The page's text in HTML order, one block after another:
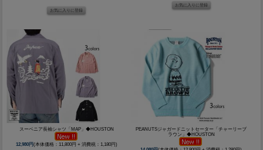
スーベニア長袖シャツ「MAP」◆HOUSTON
12,980円(本体価格：11,800円 + 消費税：1,180円)
PEANUTSジャガードニットセーター「チャーリーブ
ラウン」◆HOUSTON